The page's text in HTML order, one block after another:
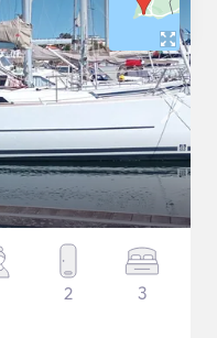
2 3